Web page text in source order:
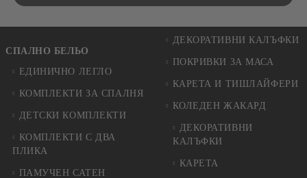
СПАЛНО БЕЛЬО
ЕДИНИЧНО ЛЕГЛО
КОМПЛЕКТИ ЗА СПАЛНЯ
ДЕТСКИ КОМПЛЕКТИ
КОМПЛЕКТИ С ДВА
ПЛИКА
ПАМУЧЕН САТЕН
ДЕКОРАТИВНИ КАЛЪФКИ
ПОКРИВКИ ЗА МАСА
КАРЕТА И ТИШЛАЙФЕРИ
КОЛЕДЕН ЖАКАРД
ДЕКОРАТИВНИ
КАЛЪФКИ
КАРЕТА